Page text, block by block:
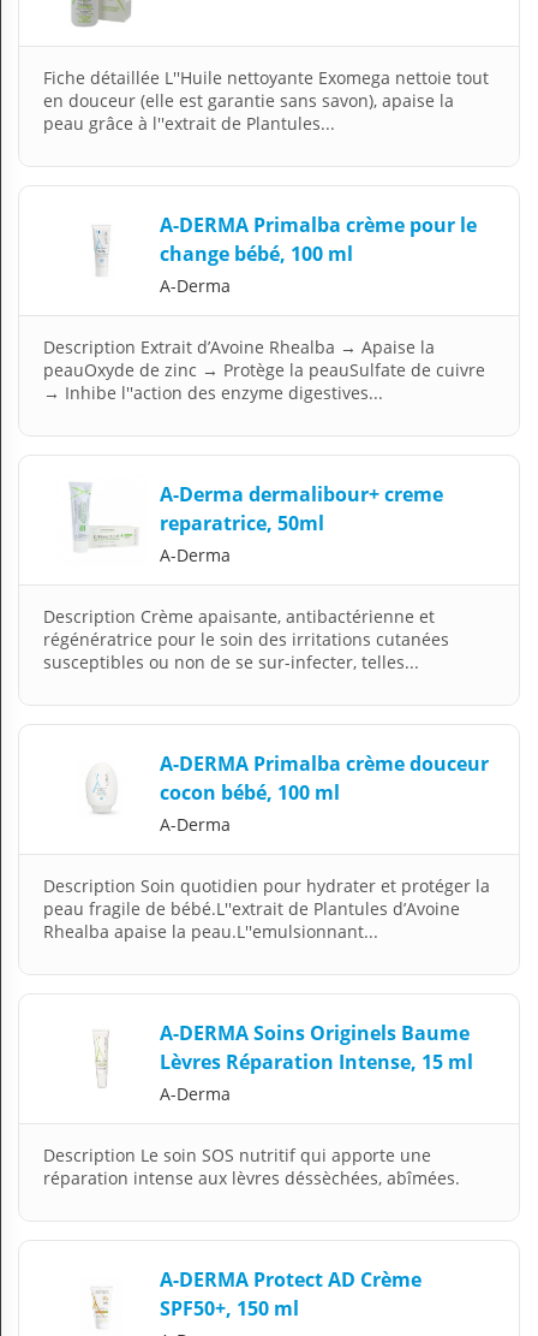
Fiche détaillée L''Huile nettoyante Exomega nettoie tout
en douceur (elle est garantie sans savon), apaise la
peau grâce à l''extrait de Plantules...
A-DERMA Primalba crème pour le
change bébé, 100 ml
A-Derma
Description Extrait d’Avoine Rhealba → Apaise la
peauOxyde de zinc → Protège la peauSulfate de cuivre
→ Inhibe l''action des enzyme digestives...
A-Derma dermalibour+ creme
reparatrice, 50ml
A-Derma
Description Crème apaisante, antibactérienne et
régénératrice pour le soin des irritations cutanées
susceptibles ou non de se sur-infecter, telles...
A-DERMA Primalba crème douceur
cocon bébé, 100 ml
A-Derma
Description Soin quotidien pour hydrater et protéger la
peau fragile de bébé.L''extrait de Plantules d’Avoine
Rhealba apaise la peau.L''emulsionnant...
A-DERMA Soins Originels Baume
Lèvres Réparation Intense, 15 ml
A-Derma
Description Le soin SOS nutritif qui apporte une
réparation intense aux lèvres déssèchées, abîmées.
A-DERMA Protect AD Crème
SPF50+, 150 ml